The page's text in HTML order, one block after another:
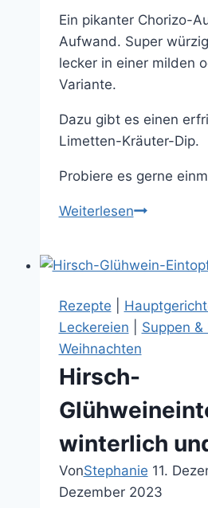
Ein pikanter Chorizo-
Aufwand. Super
lecker in einer milden
Variante.
Dazu gibt es einen
Limetten-Kräuter-Dip.
Probiere es gerne
WeiterlesenChorizo-
Limetten-
Kräuter-
Dip,
pikant
einfach
Rezepte
Leckereien
Suppen &
Weihnachten
Hirsch-
winterlich
VonStephanie 11.
Dezember 2023